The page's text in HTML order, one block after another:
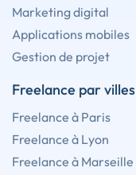
Marketing digital
Applications mobiles
Gestion de projet
Freelance par villes
Freelance à Paris
Freelance à Lyon
Freelance à Marseille